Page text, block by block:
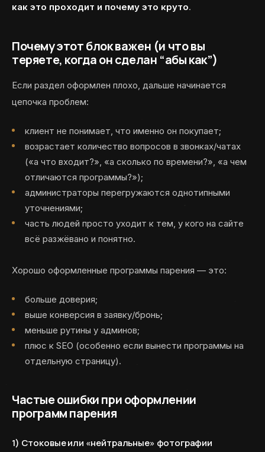
как это проходит и почему это круто.
Почему этот блок важен (и что вы
теряете, когда он сделан “абы как”)
Если раздел оформлен плохо, дальше начинается
цепочка проблем:
клиент не понимает, что именно он покупает;
возрастает количество вопросов в звонках/чатах
(«а что входит?», «а сколько по времени?», «а чем
отличаются программы?»);
администраторы перегружаются однотипными
уточнениями;
часть людей просто уходит к тем, у кого на сайте
всё разжёвано и понятно.
Хорошо оформленные программы парения — это:
больше доверия;
выше конверсия в заявку/бронь;
меньше рутины у админов;
плюс к SEO (особенно если вынести программы на
отдельную страницу).
Частые ошибки при оформлении
программ парения
1) Стоковые или «нейтральные» фотографии